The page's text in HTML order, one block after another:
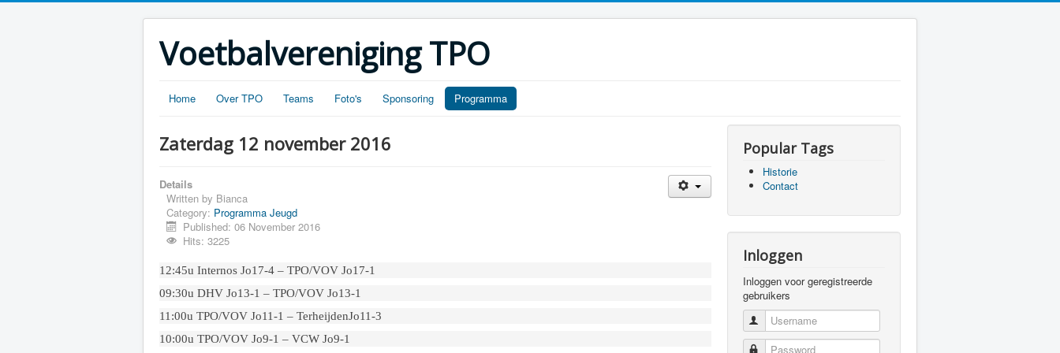
Voetbalvereniging TPO
Home Over TPO Teams Foto's Sponsoring Programma
Zaterdag 12 november 2016
Details
Written by Bianca
Category: Programma Jeugd
Published: 06 November 2016
Hits: 3225
12:45u Internos Jo17-4 – TPO/VOV Jo17-1
09:30u DHV Jo13-1 – TPO/VOV Jo13-1
11:00u TPO/VOV Jo11-1 – TerheijdenJo11-3
10:00u TPO/VOV Jo9-1 – VCW Jo9-1
Popular Tags
Historie
Contact
Inloggen
Inloggen voor geregistreerde
gebruikers
Username
Password